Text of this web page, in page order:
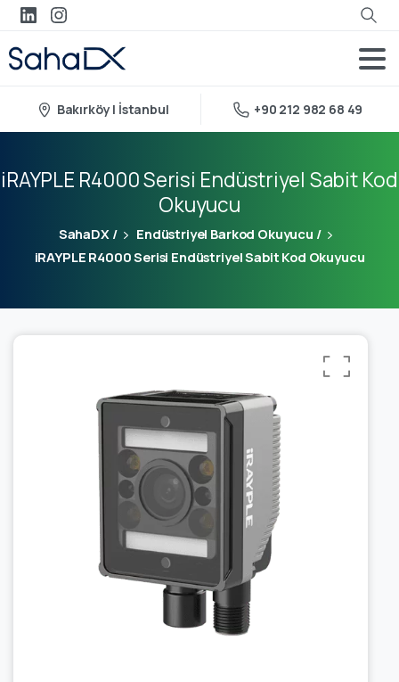
Bakırköy | İstanbul +90 212 982 68 49
iRAYPLE R4000 Serisi Endüstriyel Sabit Kod
Okuyucu
SahaDX/ Endüstriyel Barkod Okuyucu /
iRAYPLE R4000 Serisi Endüstriyel Sabit Kod Okuyucu